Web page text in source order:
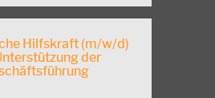
Hilfskraft (m/w/d)
der